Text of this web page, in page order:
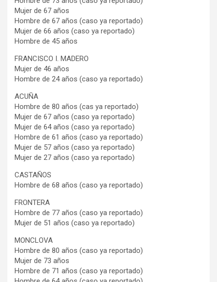
Mujer de 67 años
Hombre de 67 años (caso ya reportado)
Mujer de 66 años (caso ya reportado)
Hombre de 45 años
FRANCISCO I. MADERO
Mujer de 46 años
Hombre de 24 años (caso ya reportado)
ACUÑA
Hombre de 80 años (cas ya reportado)
Mujer de 67 años (caso ya reportado)
Mujer de 64 años (caso ya reportado)
Hombre de 61 años (caso ya reportado)
Mujer de 57 años (caso ya reportado)
Mujer de 27 años (caso ya reportado)
CASTAÑOS
Hombre de 68 años (caso ya reportado)
FRONTERA
Hombre de 77 años (caso ya reportado)
Mujer de 51 años (caso ya reportado)
MONCLOVA
Hombre de 80 años (caso ya reportado)
Mujer de 73 años
Hombre de 71 años (caso ya reportado)